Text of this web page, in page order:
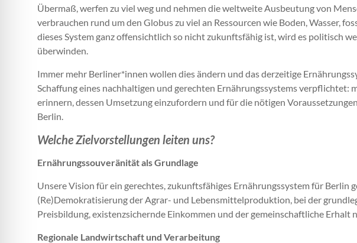
Übermaß, werfen zu viel weg und nehmen die weltweite Ausbeutung von
verbrauchen rund um den Globus zu viel an Ressourcen wie Boden, Wasser,
dieses System ganz offensichtlich so nicht zukunftsfähig ist, wird es politisch
überwinden.
Immer mehr Berliner*innen wollen dies ändern und das derzeitige
Schaffung eines nachhaltigen und gerechten Ernährungssystems verpflichtet:
erinnern, dessen Umsetzung einzufordern und für die nötigen
Berlin.
Welche Zielvorstellungen leiten uns?
Ernährungssouveränität als Grundlage
Unsere Vision für ein gerechtes, zukunftsfähiges Ernährungssystem für
(Re)Demokratisierung der Agrar- und Lebensmittelproduktion, bei der
Preisbildung, existenzsichernde Einkommen und der gemeinschaftliche
Regionale Landwirtschaft und Verarbeitung